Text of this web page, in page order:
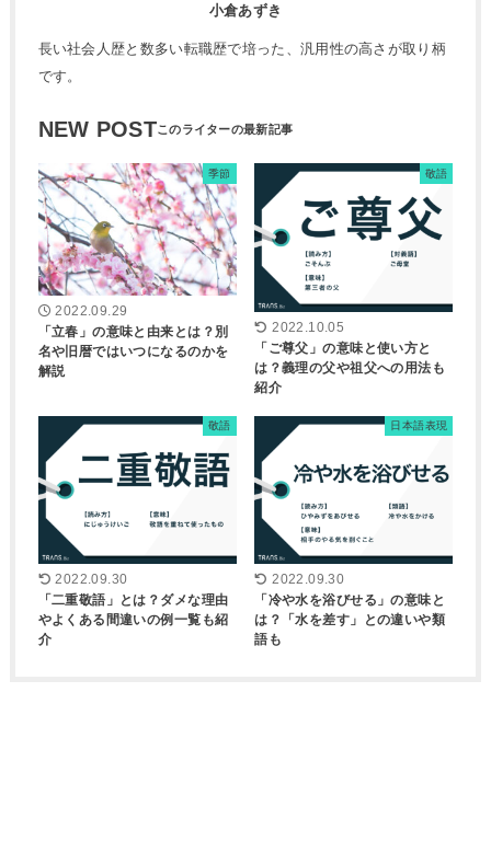
小倉あずき
長い社会人歴と数多い転職歴で培った、汎用性の高さが取り柄
です。
NEW POST
季節
2022.09.29
「立春」の意味と由来とは？別
名や旧暦ではいつになるのかを
解説
敬語
2022.10.05
「ご尊父」の意味と使い方と
は？義理の父や祖父への用法も
紹介
敬語
2022.09.30
「二重敬語」とは？ダメな理由
やよくある間違いの例一覧も紹
介
日本語表現
2022.09.30
「冷や水を浴びせる」の意味と
は？「水を差す」との違いや類
語も